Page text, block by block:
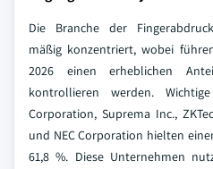
Die Branche der
mäßig konzentriert, wobei
2026 einen erheblichen
kontrollieren werden.
Corporation, Suprema Inc.,
und NEC Corporation hielten
61,8 %. Diese Unternehmen